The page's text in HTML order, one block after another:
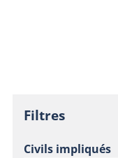
Filtres
Civils impliqués